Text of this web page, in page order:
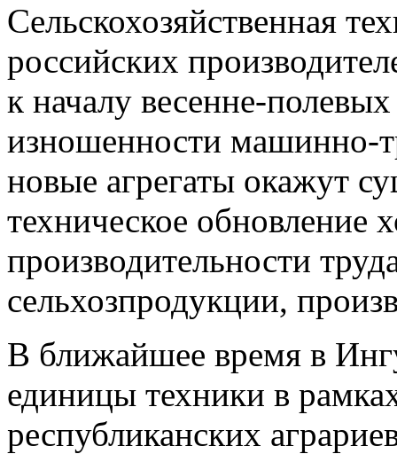
Сельскохозяйственная
российских
к началу весенне-
изношенности машинно-
новые агрегаты окажут
техническое обновление
производительности
сельхозпродукции,
В ближайшее время в
единицы техники в
республиканских